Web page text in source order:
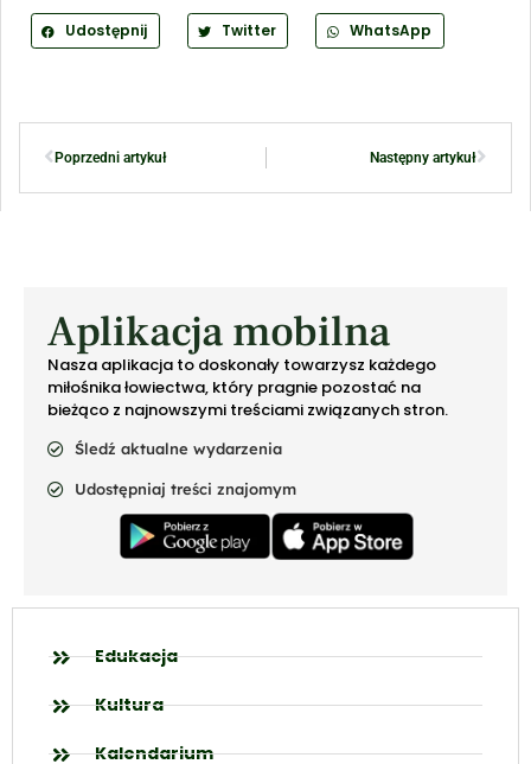
Udostępnij Twitter WhatsApp
Poprzedni artykuł Następny artykuł
Aplikacja mobilna
Nasza aplikacja to doskonały towarzysz każdego
miłośnika łowiectwa, który pragnie pozostać na
bieżąco z najnowszymi treściami związanych stron.
Śledź aktualne wydarzenia
Udostępniaj treści znajomym
Edukacja
Kultura
Kalendarium